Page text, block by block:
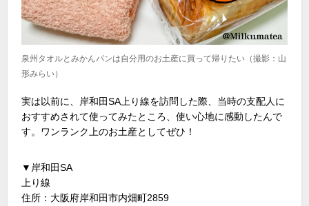
泉州タオルとみかんパンは自分用のお土産に買って帰りたい（撮影：山
形みらい）
実は以前に、岸和田SA上り線を訪問した際、当時の支配人に
おすすめされて使ってみたところ、使い心地に感動したんで
す。ワンランク上のお土産としてぜひ！
▼岸和田SA
上り線
住所：大阪府岸和田市内畑町2859